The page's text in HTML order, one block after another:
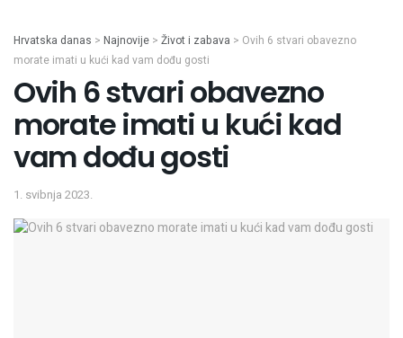
Hrvatska danas > Najnovije > Život i zabava > Ovih 6 stvari obavezno
morate imati u kući kad vam dođu gosti
Ovih 6 stvari obavezno
morate imati u kući kad
vam dođu gosti
1. svibnja 2023.